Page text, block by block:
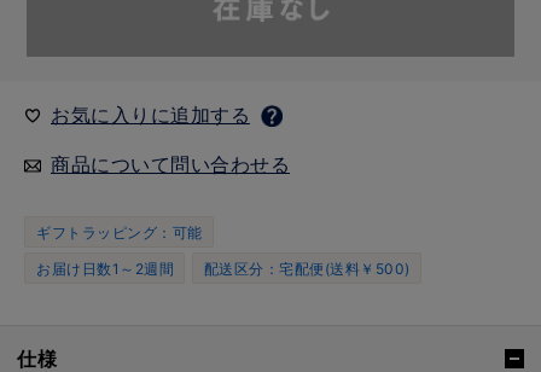
お気に入りに追加する
商品について問い合わせる
ギフトラッピング：可能
お届け日数1～2週間
配送区分：宅配便(送料￥500)
仕様